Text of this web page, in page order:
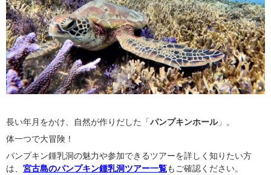
長い年月をかけ、自然が作りだした「パンプキンホール」。
体一つで大冒険！
パンプキン鍾乳洞の魅力や参加できるツアーを詳しく知りたい方
は、 宮古島のパンプキン鍾乳洞ツアー一覧もご確認ください。